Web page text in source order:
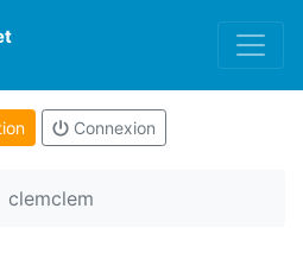
Connexion
clemclem